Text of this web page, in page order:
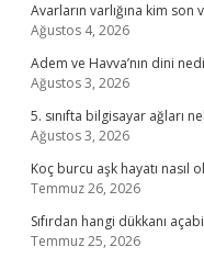
Avarların varlığına kim son
Ağustos 4, 2026
Adem ve Havva’nın dini
Ağustos 3, 2026
5. sınıfta bilgisayar ağları
Ağustos 3, 2026
Koç burcu aşk hayatı nasıl
Temmuz 26, 2026
Sıfırdan hangi dükkanı
Temmuz 25, 2026